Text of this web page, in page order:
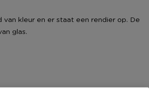
van kleur en er staat een rendier op. De
glas.